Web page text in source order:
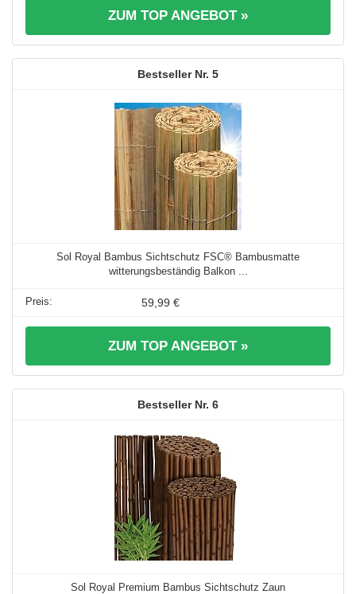
ZUM TOP ANGEBOT »
5
Sol Royal Bambus Sichtschutz FSC® Bambusmatte
witterungsbeständig Balkon ...
59,99 €
ZUM TOP ANGEBOT »
6
Sol Royal Premium Bambus Sichtschutz Zaun